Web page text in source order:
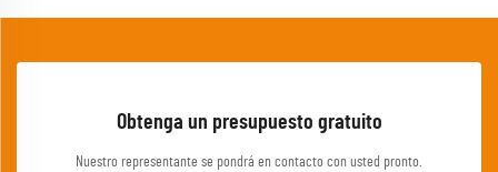
Obtenga un presupuesto gratuito
Nuestro representante se pondrá en contacto con usted pronto.